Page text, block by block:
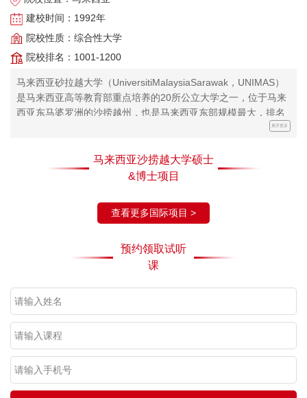
建校时间： 1992年
院校性质： 综合性大学
院校排名： 1001-1200
马来西亚砂拉越大学（UniversitiMalaysiaSarawak，UNIMAS）
是马来西亚高等教育部重点培养的20所公立大学之一，位于马来
西亚东马婆罗洲的沙捞越州，也是马来西亚东部规模最大，排名
第一的综合性大学。2022年QS世界大学排名世界第1001-1200
工超过1500人，大学主要的教学与研究方向集中于生物技术、资
源科学、信息技术、社会科学发展，自然资源与环境管理等多个
下设有8个学院，分别是：计算机科学与信息技术学院，商学
院，工程学院，认知科学与人类发展学院，资源科学与技术学
展开更多
马来西亚沙捞越大学硕士
&博士项目
查看更多国际项目 >
预约领取试听
课